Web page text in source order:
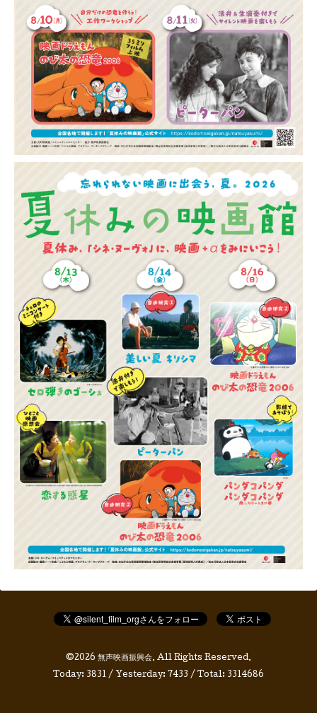
©2026 無声映画振興会. All Rights Reserved.
Today: 3831 / Yesterday: 7433 / Total: 3314686